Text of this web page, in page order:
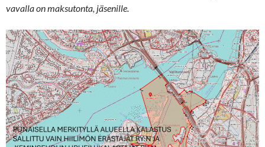
vavalla on maksutonta, jäsenille.